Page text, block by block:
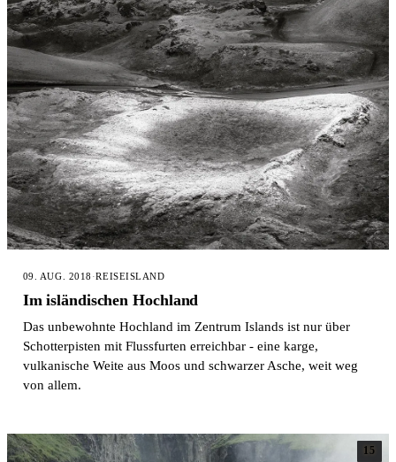
09. AUG. 2018 ·REISEISLAND
Im isländischen Hochland
Das unbewohnte Hochland im Zentrum Islands ist nur über
Schotterpisten mit Flussfurten erreichbar - eine karge,
vulkanische Weite aus Moos und schwarzer Asche, weit weg
von allem.
15